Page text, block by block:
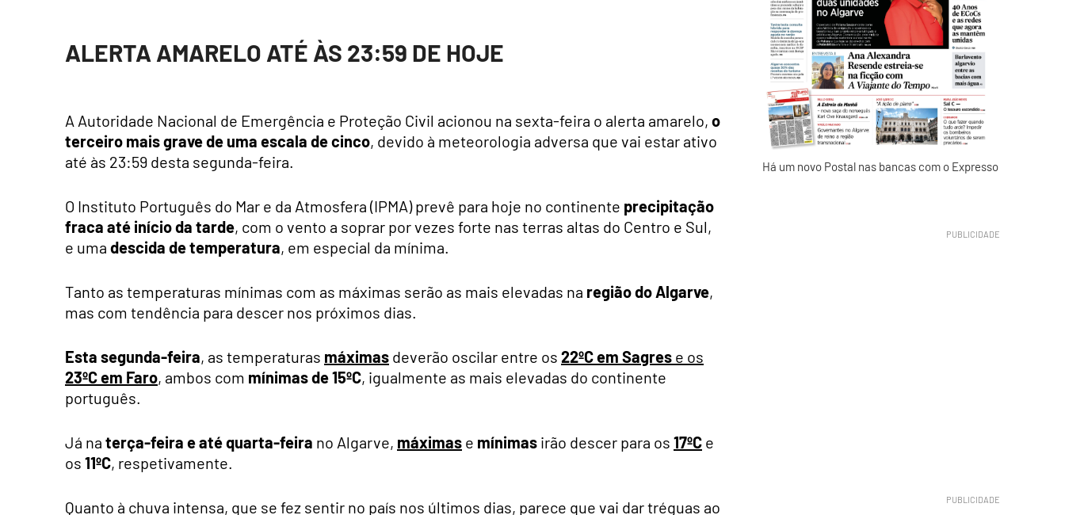
ALERTA AMARELO ATÉ ÀS 23:59 DE HOJE
A Autoridade Nacional de Emergência e Proteção Civil acionou na sexta-feira o alerta amarelo, o
terceiro mais grave de uma escala de cinco, devido à meteorologia adversa que vai estar ativo
até às 23:59 desta segunda-feira.
O Instituto Português do Mar e da Atmosfera (IPMA) prevê para hoje no continente precipitação
fraca até início da tarde, com o vento a soprar por vezes forte nas terras altas do Centro e Sul,
e uma descida de temperatura, em especial da mínima.
Tanto as temperaturas mínimas com as máximas serão as mais elevadas na região do Algarve,
mas com tendência para descer nos próximos dias.
Esta segunda-feira, as temperaturas máximas deverão oscilar entre os 22ºC em Sagres e os
23ºC em Faro, ambos com mínimas de 15ºC, igualmente as mais elevadas do continente
português.
Já na terça-feira e até quarta-feira no Algarve, máximas e mínimas irão descer para os 17ºC e
os 11ºC, respetivamente.
Quanto à chuva intensa, que se fez sentir no país nos últimos dias, parece que vai dar tréguas ao
Há um novo Postal nas bancas com o Expresso